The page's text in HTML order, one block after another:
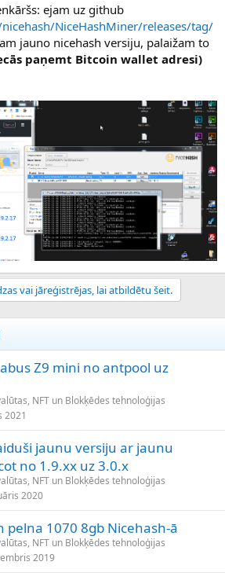
ejam uz github
NiceHashMiner/releases/tag/
jauno nicehash versiju, palaižam to
paņemt Bitcoin wallet adresi)
vai jāreģistrējas, lai atbildētu šeit.
Z9 mini no antpool uz
NFT un Blokķēdes tehnoloģijas
2021
jaunu versiju ar jaunu
no 1.9.xx uz 3.0.x
NFT un Blokķēdes tehnoloģijas
2020
pelna 1070 8gb Nicehash-ā
NFT un Blokķēdes tehnoloģijas
2019